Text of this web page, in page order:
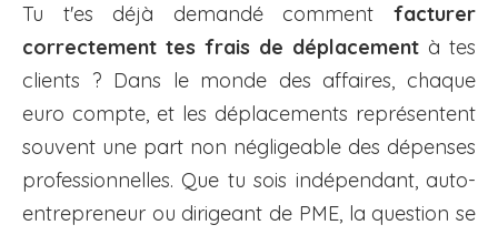
Tu t'es déjà demandé comment facturer
correctement tes frais de déplacement à tes
clients ? Dans le monde des affaires, chaque
euro compte, et les déplacements représentent
souvent une part non négligeable des dépenses
professionnelles. Que tu sois indépendant, auto-
entrepreneur ou dirigeant de PME, la question se